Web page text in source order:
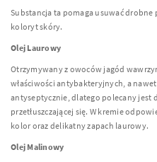
Substancja ta pomaga usuwać
koloryt skóry.
Olej Laurowy
Otrzymywany z owoców jagód
właściwości antybakteryjnych, a
antyseptycznie, dlatego polecany jest
przetłuszczającej się. W kremie
kolor oraz delikatny zapach laurowy.
Olej Malinowy